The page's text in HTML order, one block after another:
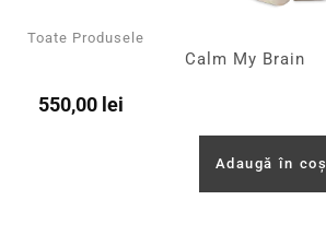
Toate Produsele
Calm My Brain
550,00 lei
Adaugă în coș